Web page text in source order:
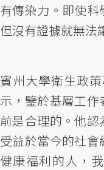
有傳染力。即使科
但沒有證據就無法
賓州大學衛生政
示，鑒於基層工
前是合理的。他
受益於當今的社
健康福利的人，